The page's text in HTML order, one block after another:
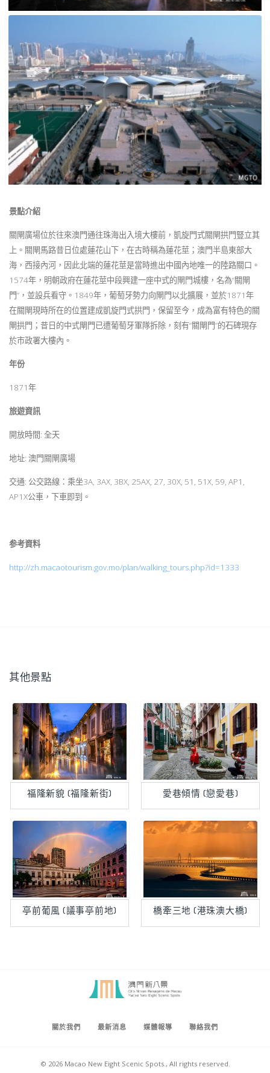
景點介紹
關閘廣場位於往來澳門通往珠海出入境大樓前，凱旋門式關閘拱門豎立其
上。關閘馬路昔日位處蓮花山下，在古時稱為蓮花莖；澳門半島東部大
海，西接內河，因此北端的蓮花莖是當時進出中國內地唯一的陸路關口。
1574年，明朝政府在蓮花莖中段興建一座中式的閘門城樓，名為“關閘
門”，並設兵看守。1849年，葡萄牙勢力向閘門以北擴展，並於1871年
在關閘現時所在的位置建成凱旋門式拱門，保留至今，成為富有特色的關
閘拱門；昔日的中式閘門已遭葡萄牙軍隊拆除，刻有“關閘門”的石碑現存
於市政署大樓內。
年份
1871年
旅遊資訊
開放時間: 全天
地址: 澳門關閘廣場
交通: 公交路線：乘坐3A, 3AX, 3BX, 25AX, 27, 30X, 51, 51X, 59, AP1,
AP1X公車，下車即到。
参考資料
http://zh.macaotourism.gov.mo/plan/walking_tours.php?id=1333
其他景點
福隆新貌 (福隆新街) 愛巷傾情 (戀愛巷)
亭前葡風 (議事亭前地) 橋牽三地 (港珠澳大橋)
關於我們 最新消息 媒體報導 聯絡我們
© 2026 Macao New Eight Scenic Spots., All rights reserved.